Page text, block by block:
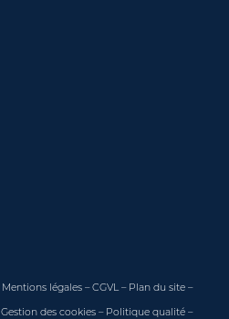
Mentions légales –CGVL– Plan du site –
Gestion des cookies – Politique qualité –